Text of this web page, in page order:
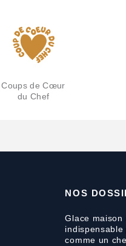
Coups de Cœur
du Chef
NOS
Glace
comme un